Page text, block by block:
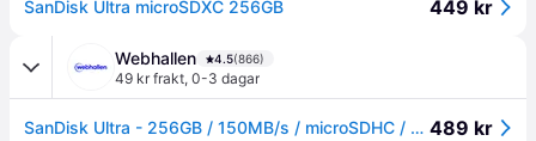
SanDisk Ultra microSDXC 256GB 449 kr
Webhallen 4.5(866)
49 kr frakt, 0-3 dagar
SanDisk Ultra - 256GB / 150MB/s / microSDHC / Class 10 / UHS-I / Adapter 489 kr